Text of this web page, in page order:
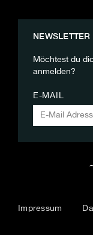
NEWSLETTER
Möchtest du
anmelden?
E-MAIL
Impressum